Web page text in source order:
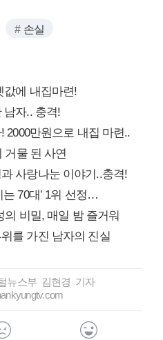
손실
값에 내집마련!
남자.. 충격!
2000만원으로 내집 마련..
거물 된 사연
사랑나눈 이야기..충격!
는 70대’ 1위 선정…
의 비밀, 매일 밤 즐거워
를 가진 남자의 진실
뉴스부 김현경 기자